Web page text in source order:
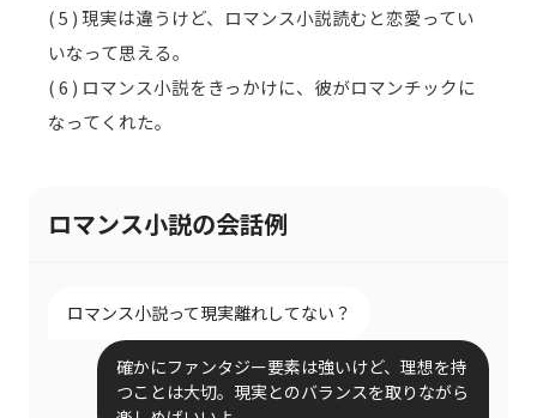
( 5 ) 現実は違うけど、ロマンス小説読むと恋愛ってい
いなって思える。
( 6 ) ロマンス小説をきっかけに、彼がロマンチックに
なってくれた。
ロマンス小説の会話例
ロマンス小説って現実離れしてない？
確かにファンタジー要素は強いけど、理想を持
つことは大切。現実とのバランスを取りながら